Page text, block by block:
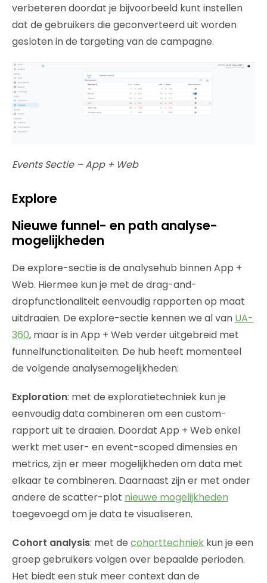
verbeteren doordat je bijvoorbeeld kunt instellen
dat de gebruikers die geconverteerd uit worden
gesloten in de targeting van de campagne.
Events Sectie – App + Web
Explore
Nieuwe funnel- en path analyse-
mogelijkheden
De explore-sectie is de analysehub binnen App +
Web. Hiermee kun je met de drag-and-
dropfunctionaliteit eenvoudig rapporten op maat
uitdraaien. De explore-sectie kennen we al van UA-
360, maar is in App + Web verder uitgebreid met
funnelfunctionaliteiten. De hub heeft momenteel
de volgende analysemogelijkheden:
Exploration: met de exploratietechniek kun je
eenvoudig data combineren om een custom-
rapport uit te draaien. Doordat App + Web enkel
werkt met user- en event-scoped dimensies en
metrics, zijn er meer mogelijkheden om data met
elkaar te combineren. Daarnaast zijn er met onder
andere de scatter-plot nieuwe mogelijkheden
toegevoegd om je data te visualiseren.
Cohort analysis: met de cohorttechniek kun je een
groep gebruikers volgen over bepaalde perioden.
Het biedt een stuk meer context dan de